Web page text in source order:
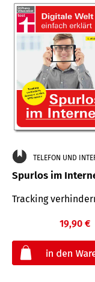
TELEFON UND
Spurlos im
Tracking
19,90 €